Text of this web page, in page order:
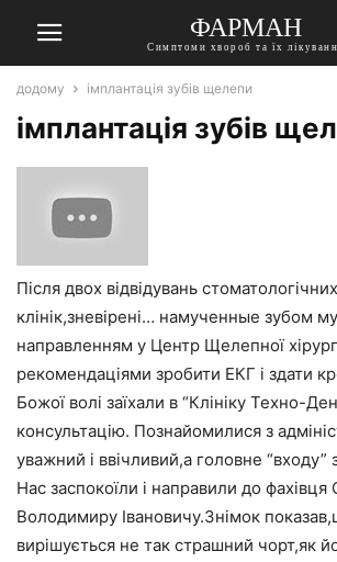
ФАРМАН
Симптоми хвороб та їх
додому імплантація зубів щелепи
імплантація зубів
Після двох відвідувань стоматологічних
клінік,зневірені… намученные зубом
направленням у Центр Щелепної
рекомендаціями зробити ЕКГ і здати
Божої волі заїхали в “Клініку Техно-
консультацію. Познайомилися з
уважний і ввічливий,а головне “входу”
Нас заспокоїли і направили до
Володимиру Івановичу.Знімок
вирішується не так страшний чорт,як